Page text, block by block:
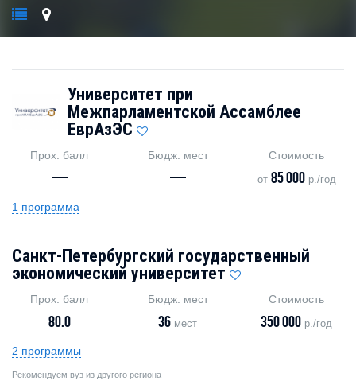
Университет при
Межпарламентской Ассамблее
ЕврАзЭС
Прох. балл
—
Бюдж. мест
—
Стоимость
от 85 000р./год
1 программа
Санкт-Петербургский государственный
экономический университет
Прох. балл
80.0
Бюдж. мест
36 мест
Стоимость
350 000 р./год
2 программы
Рекомендуем вуз из другого региона